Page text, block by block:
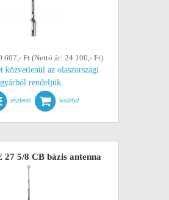
Ft (Nettó ár: 24.100,- Ft)
közvetlenül az olaszországi
gyárból rendeljük.
részletek kosárba!
27 5/8 CB bázis antenna